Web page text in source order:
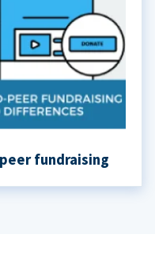
fundraising